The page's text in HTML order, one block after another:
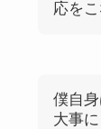
応を
僕自
大事